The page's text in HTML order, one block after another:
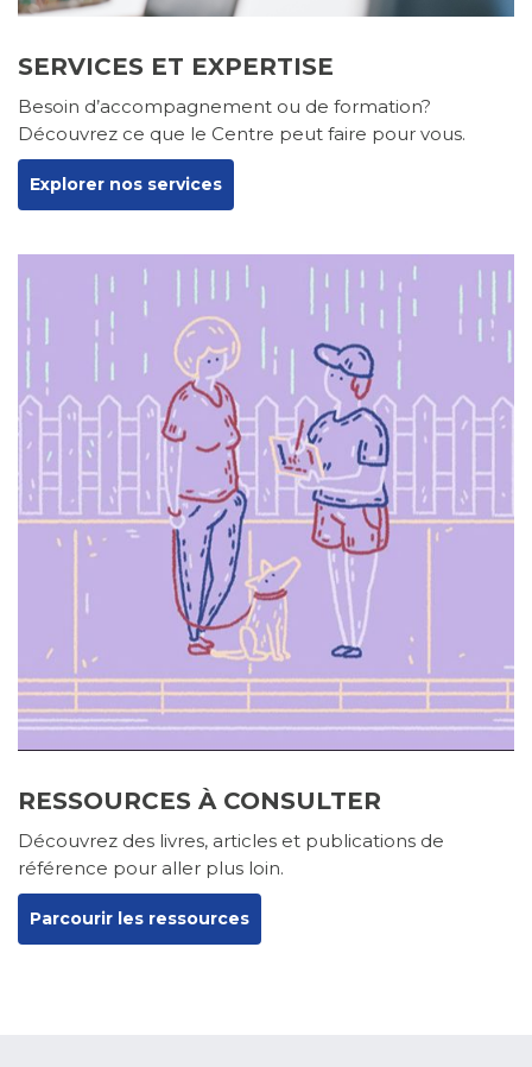
SERVICES ET EXPERTISE
Besoin d’accompagnement ou de formation?
Découvrez ce que le Centre peut faire pour vous.
Explorer nos services
RESSOURCES À CONSULTER
Découvrez des livres, articles et publications de
référence pour aller plus loin.
Parcourir les ressources